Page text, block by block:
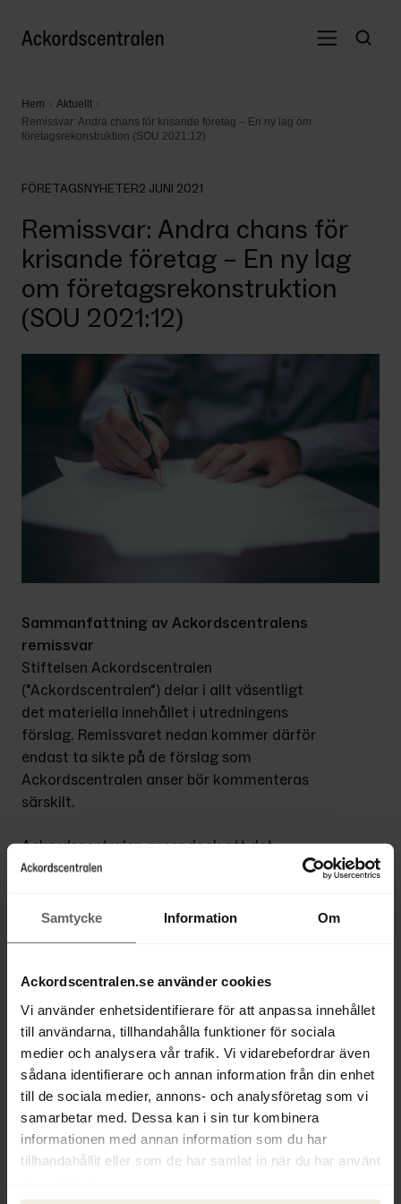
Samtycke Information Om
Ackordscentralen.se använder cookies
Vi använder enhetsidentifierare för att anpassa innehållet
till användarna, tillhandahålla funktioner för sociala
medier och analysera vår trafik. Vi vidarebefordrar även
sådana identifierare och annan information från din enhet
till de sociala medier, annons- och analysföretag som vi
samarbetar med. Dessa kan i sin tur kombinera
informationen med annan information som du har
tillhandahållit eller som de har samlat in när du har använt
Hem
Aktuellt
Remissvar: Andra chans för krisande företag – En ny lag om
företagsrekonstruktion (SOU 2021:12)
FÖRETAGSNYHETER2 JUNI 2021
Remissvar: Andra chans för
krisande företag – En ny lag
om företagsrekonstruktion
(SOU 2021:12)
Sammanfattning av Ackordscentralens
remissvar
Stiftelsen Ackordscentralen
("Ackordscentralen") delar i allt väsentligt
det materiella innehållet i utredningens
förslag. Remissvaret nedan kommer därför
endast ta sikte på de förslag som
Ackordscentralen anser bör kommenteras
särskilt.
Ackordscentralen anser dock att det
möjligen bör övervägas om de föreslagna
till uttryck i en ny lag om företags­
nuvarande lag eller innehåller mindre
betydande förändringar. De stora
förändringarna, såsom t ex
bestämmelserna om
rekonstruktionsplanen, skulle kunna fogas
in som ett nytt kapitel. Detta gäller även
lagen om offentlig skulduppgörelse, som
skulle kunna utgöra ett särskilt kapitel.